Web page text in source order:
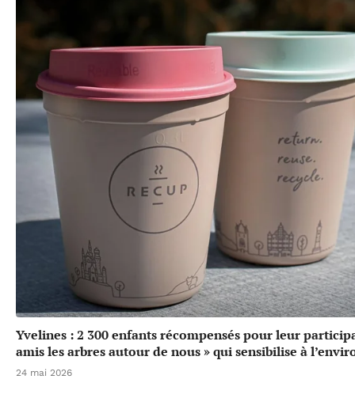
Yvelines : 2 300 enfants récompensés pour leur
amis les arbres autour de nous » qui sensibilise à
24 mai 2026